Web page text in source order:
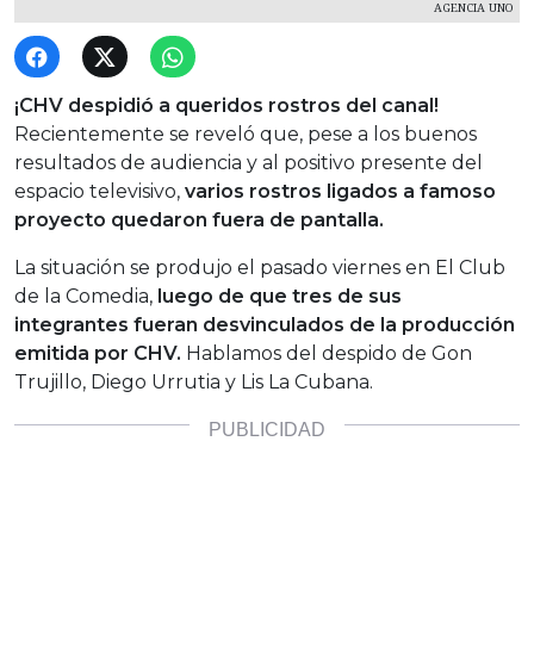
AGENCIA UNO
¡CHV despidió a queridos rostros del canal!
Recientemente se reveló que, pese a los buenos
resultados de audiencia y al positivo presente del
espacio televisivo, varios rostros ligados a famoso
proyecto quedaron fuera de pantalla.
La situación se produjo el pasado viernes en El Club
de la Comedia, luego de que tres de sus
integrantes fueran desvinculados de la producción
emitida por CHV. Hablamos del despido de Gon
Trujillo, Diego Urrutia y Lis La Cubana.